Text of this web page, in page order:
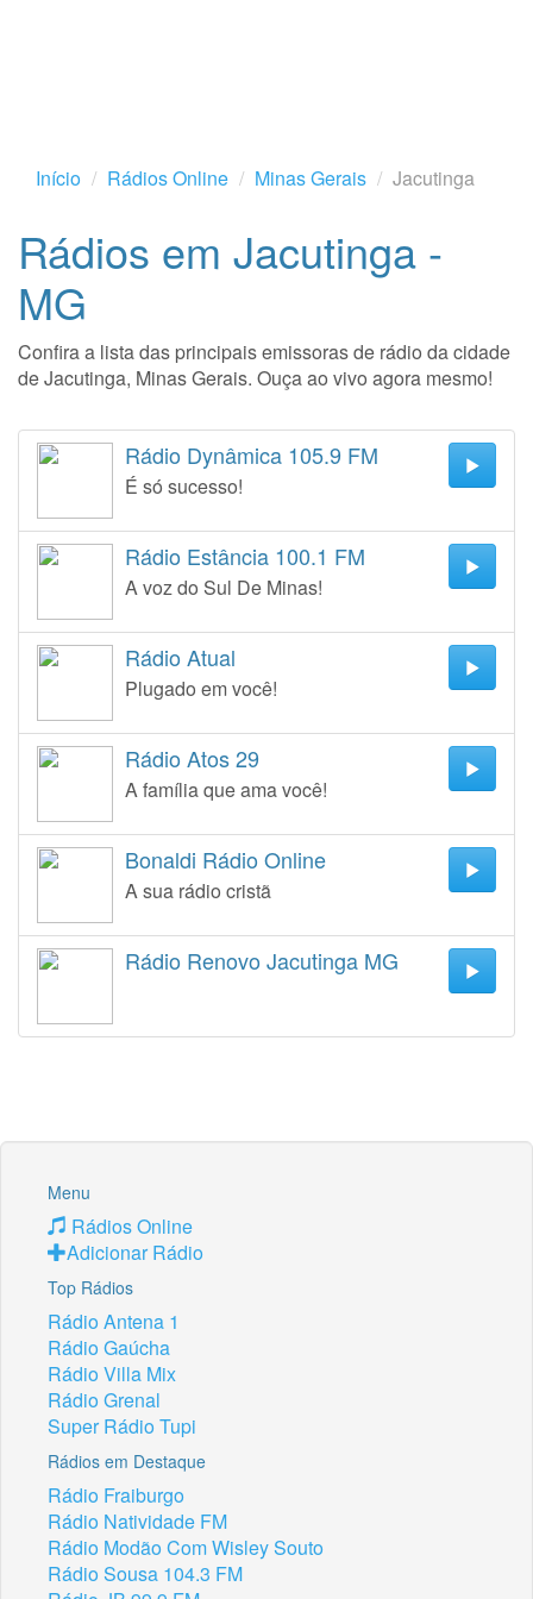
Início Rádios Online Minas Gerais Jacutinga
Rádios em Jacutinga -
MG
Confira a lista das principais emissoras de rádio da cidade
de Jacutinga, Minas Gerais. Ouça ao vivo agora mesmo!
Rádio Dynâmica 105.9 FM
É só sucesso!
Rádio Estância 100.1 FM
A voz do Sul De Minas!
Rádio Atual
Plugado em você!
Rádio Atos 29
A família que ama você!
Bonaldi Rádio Online
A sua rádio cristã
Rádio Renovo Jacutinga MG
Menu
Rádios Online
Adicionar Rádio
Top Rádios
Rádio Antena 1
Rádio Gaúcha
Rádio Villa Mix
Rádio Grenal
Super Rádio Tupi
Rádios em Destaque
Rádio Fraiburgo
Rádio Natividade FM
Rádio Modão Com Wisley Souto
Rádio Sousa 104.3 FM